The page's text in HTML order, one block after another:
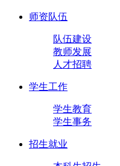
师资队伍
队伍建设
教师发展
人才招聘
学生工作
学生教育
学生事务
招生就业